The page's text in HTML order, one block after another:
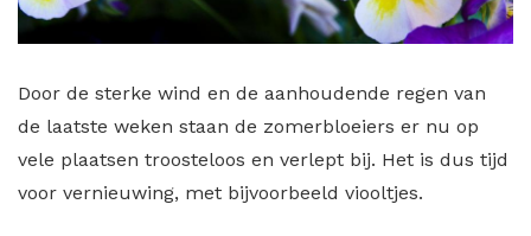
Door de sterke wind en de aanhoudende regen van
de laatste weken staan de zomerbloeiers er nu op
vele plaatsen troosteloos en verlept bij. Het is dus tijd
voor vernieuwing, met bijvoorbeeld viooltjes.